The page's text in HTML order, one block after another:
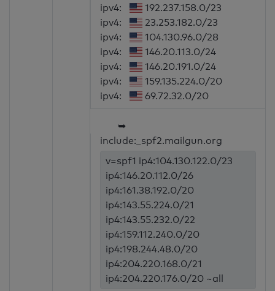
ipv4:
192.237.158.0/23
ipv4:
23.253.182.0/23
ipv4:
104.130.96.0/28
ipv4:
146.20.113.0/24
ipv4:
146.20.191.0/24
ipv4:
159.135.224.0/20
ipv4:
69.72.32.0/20
➥
include:_spf2.mailgun.org
v=spf1 ip4:104.130.122.0/23
ip4:146.20.112.0/26
ip4:161.38.192.0/20
ip4:143.55.224.0/21
ip4:143.55.232.0/22
ip4:159.112.240.0/20
ip4:198.244.48.0/20
ip4:204.220.168.0/21
ip4:204.220.176.0/20 ~all